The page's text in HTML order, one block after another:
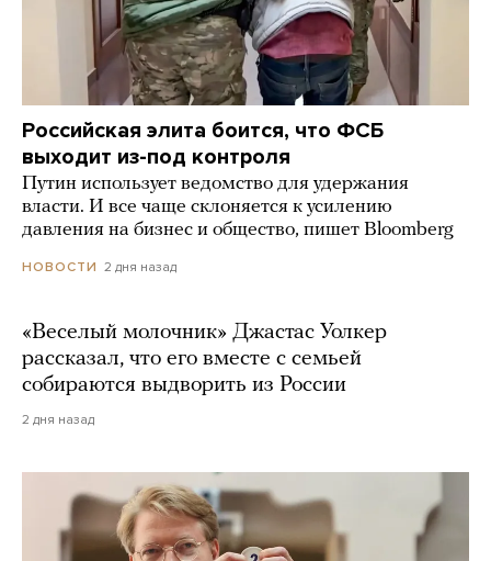
Российская элита боится, что ФСБ
выходит из-под контроля
Путин использует ведомство для удержания
власти. И все чаще склоняется к усилению
давления на бизнес и общество, пишет Bloomberg
НОВОСТИ 2 дня назад
«Веселый молочник» Джастас Уолкер
рассказал, что его вместе с семьей
собираются выдворить из России
2 дня назад